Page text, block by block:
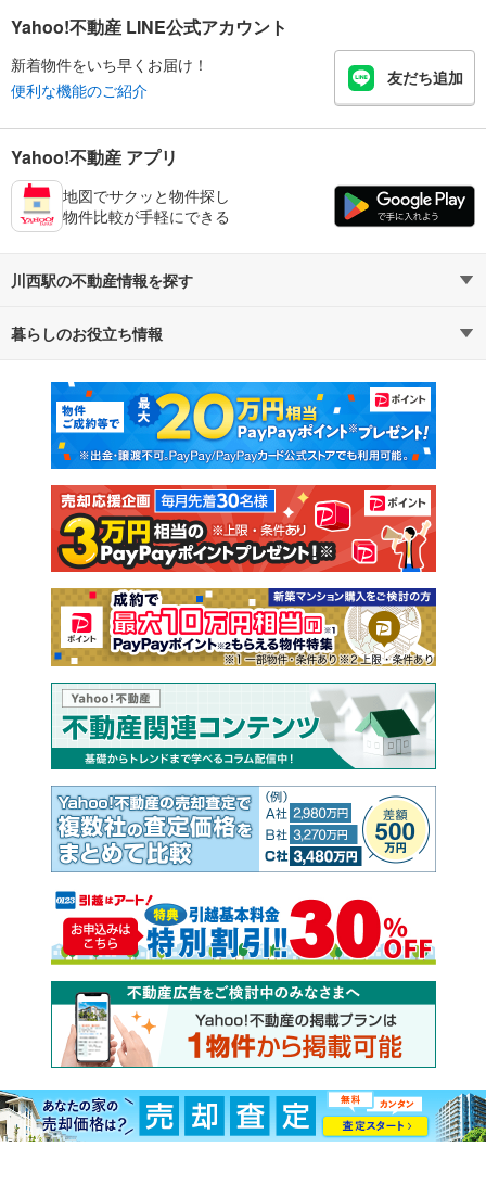
Yahoo!不動産 LINE公式アカウント
新着物件をいち早くお届け！
便利な機能のご紹介
友だち追加
Yahoo!不動産 アプリ
地図でサクッと物件探し
物件比較が手軽にできる
川西駅の不動産情報を探す
不動産・住宅
新築マンション 中古マンション
新築一戸建て 中古一戸建て
注文住宅 土地
売却査定
暮らしのお役立ち情報
マンションカタログ 教えて！住まいの先生